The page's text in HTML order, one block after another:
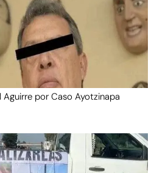
Aguirre por Caso Ayotzinapa